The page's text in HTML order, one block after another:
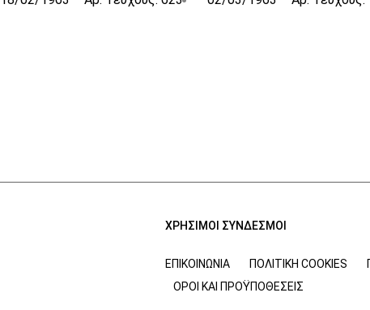
ΧΡΗΣΙΜΟΙ ΣΥΝΔΕΣΜΟΙ
ΕΠΙΚΟΙΝΩΝΊΑ ΠΟΛΙΤΙΚΉ COOKIES
ΌΡΟΙ ΚΑΙ ΠΡΟΫΠΟΘΈΣΕΙΣ